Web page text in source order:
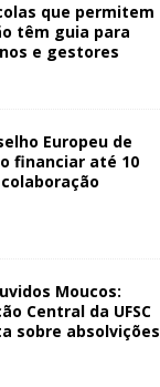
que permitem
têm guia para
e gestores
Europeu de
financiar até 10
Moucos:
Central da UFSC
sobre absolvições